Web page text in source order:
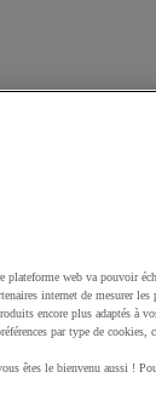
:
web va pouvoir
internet de mesurer les
encore plus adaptés à
par type de cookies,
êtes le bienvenu aussi !